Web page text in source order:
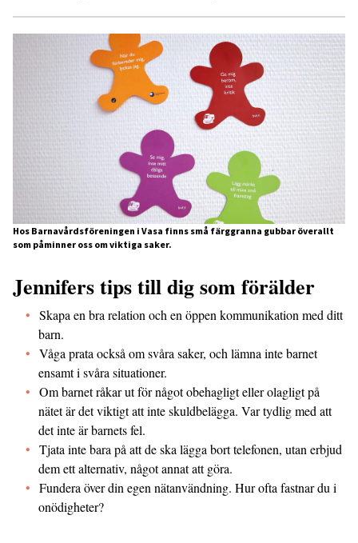
Hos Barnavårdsföreningen i Vasa finns små färggranna gubbar överallt
som påminner oss om viktiga saker.
Jennifers tips till dig som förälder
Skapa en bra relation och en öppen kommunikation med ditt
barn.
Våga prata också om svåra saker, och lämna inte barnet
ensamt i svåra situationer.
Om barnet råkar ut för något obehagligt eller olagligt på
nätet är det viktigt att inte skuldbelägga. Var tydlig med att
det inte är barnets fel.
Tjata inte bara på att de ska lägga bort telefonen, utan erbjud
dem ett alternativ, något annat att göra.
Fundera över din egen nätanvändning. Hur ofta fastnar du i
onödigheter?